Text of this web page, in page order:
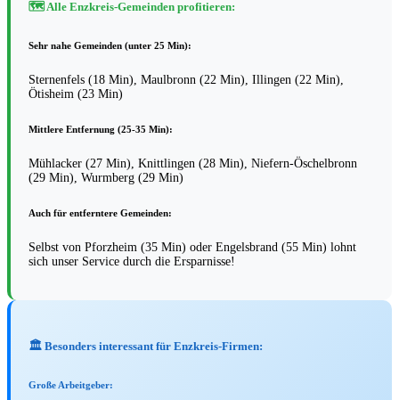
🗺️ Alle Enzkreis-Gemeinden profitieren:
Sehr nahe Gemeinden (unter 25 Min):
Sternenfels (18 Min), Maulbronn (22 Min), Illingen (22 Min),
Ötisheim (23 Min)
Mittlere Entfernung (25-35 Min):
Mühlacker (27 Min), Knittlingen (28 Min), Niefern-Öschelbronn
(29 Min), Wurmberg (29 Min)
Auch für entferntere Gemeinden:
Selbst von Pforzheim (35 Min) oder Engelsbrand (55 Min) lohnt
sich unser Service durch die Ersparnisse!
🏛️ Besonders interessant für Enzkreis-Firmen:
Große Arbeitgeber: